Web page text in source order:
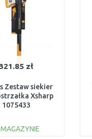
zł
Zestaw siekier
Xsharp
1075433